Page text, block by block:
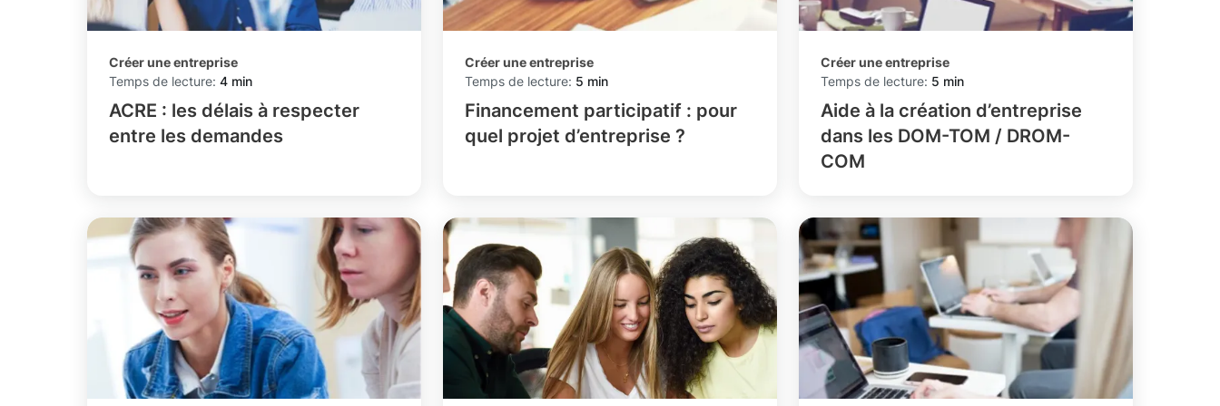
Créer une entreprise
Temps de lecture: 4 min
ACRE : les délais à respecter
entre les demandes
Créer une entreprise
Temps de lecture: 5 min
Financement participatif : pour
quel projet d’entreprise ?
Créer une entreprise
Temps de lecture: 5 min
Aide à la création d’entreprise
dans les DOM-TOM / DROM-
COM